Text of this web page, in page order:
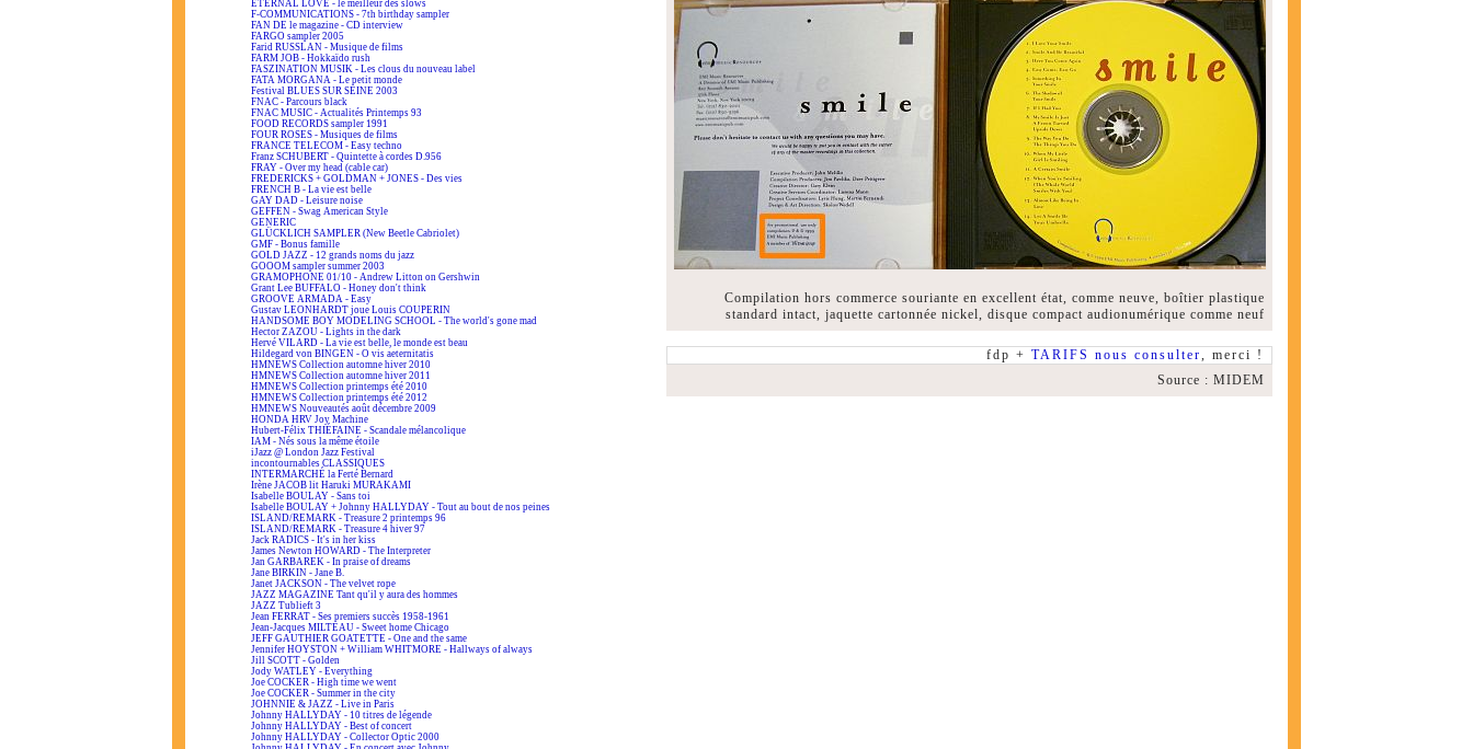
ETERNAL LOVE - le meilleur des slows
F-COMMUNICATIONS - 7th birthday sampler
FAN DE le magazine - CD interview
FARGO sampler 2005
Farid RUSSLAN - Musique de films
FARM JOB - Hokkaïdo rush
FASZINATION MUSIK - Les clous du nouveau label
FATA MORGANA - Le petit monde
Festival BLUES SUR SEINE 2003
FNAC - Parcours black
FNAC MUSIC - Actualités Printemps 93
FOOD RECORDS sampler 1991
FOUR ROSES - Musiques de films
FRANCE TELECOM - Easy techno
Franz SCHUBERT - Quintette à cordes D.956
FRAY - Over my head (cable car)
FREDERICKS + GOLDMAN + JONES - Des vies
FRENCH B - La vie est belle
GAY DAD - Leisure noise
GEFFEN - Swag American Style
GENERIC
GLÜCKLICH SAMPLER (New Beetle Cabriolet)
GMF - Bonus famille
GOLD JAZZ - 12 grands noms du jazz
GOOOM sampler summer 2003
GRAMOPHONE 01/10 - Andrew Litton on Gershwin
Grant Lee BUFFALO - Honey don't think
GROOVE ARMADA - Easy
Gustav LEONHARDT joue Louis COUPERIN
HANDSOME BOY MODELING SCHOOL - The world's gone mad
Hector ZAZOU - Lights in the dark
Hervé VILARD - La vie est belle, le monde est beau
Hildegard von BINGEN - O vis aeternitatis
HMNEWS Collection automne hiver 2010
HMNEWS Collection automne hiver 2011
HMNEWS Collection printemps été 2010
HMNEWS Collection printemps été 2012
HMNEWS Nouveautés août décembre 2009
HONDA HRV Joy Machine
Hubert-Félix THIÉFAINE - Scandale mélancolique
IAM - Nés sous la même étoile
iJazz @ London Jazz Festival
incontournables CLASSIQUES
INTERMARCHÉ la Ferté Bernard
Irène JACOB lit Haruki MURAKAMI
Isabelle BOULAY - Sans toi
Isabelle BOULAY + Johnny HALLYDAY - Tout au bout de nos peines
ISLAND/REMARK - Treasure 2 printemps 96
ISLAND/REMARK - Treasure 4 hiver 97
Jack RADICS - It's in her kiss
James Newton HOWARD - The Interpreter
Jan GARBAREK - In praise of dreams
Jane BIRKIN - Jane B.
Janet JACKSON - The velvet rope
JAZZ MAGAZINE Tant qu'il y aura des hommes
JAZZ Tublieft 3
Jean FERRAT - Ses premiers succès 1958-1961
Jean-Jacques MILTEAU - Sweet home Chicago
JEFF GAUTHIER GOATETTE - One and the same
Jennifer HOYSTON + William WHITMORE - Hallways of always
Jill SCOTT - Golden
Jody WATLEY - Everything
Joe COCKER - High time we went
Joe COCKER - Summer in the city
JOHNNIE & JAZZ - Live in Paris
Johnny HALLYDAY - 10 titres de légende
Johnny HALLYDAY - Best of concert
Johnny HALLYDAY - Collector Optic 2000
Compilation hors commerce souriante en excellent état, comme neuve, boîtier plastique
standard intact, jaquette cartonnée nickel, disque compact audionumérique comme neuf
fdp + TARIFS nous consulter, merci !
Source : MIDEM